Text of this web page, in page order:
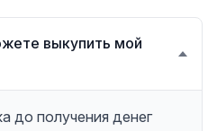
выкупить мой
до получения денег